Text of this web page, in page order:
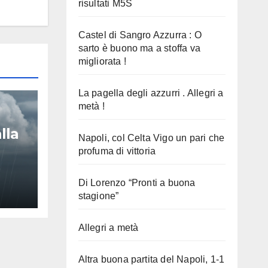
risultati M5S
Castel di Sangro Azzurra : O
sarto è buono ma a stoffa va
migliorata !
La pagella degli azzurri . Allegri a
metà !
Napoli, col Celta Vigo un pari che
profuma di vittoria
Di Lorenzo “Pronti a buona
stagione”
Allegri a metà
Altra buona partita del Napoli, 1-1